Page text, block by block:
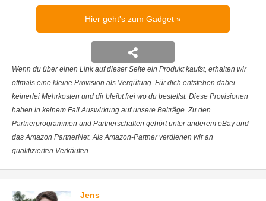
Hier geht's zum Gadget
Wenn du über einen Link auf dieser Seite ein Produkt kaufst, erhalten wir
oftmals eine kleine Provision als Vergütung. Für dich entstehen dabei
keinerlei Mehrkosten und dir bleibt frei wo du bestellst. Diese Provisionen
haben in keinem Fall Auswirkung auf unsere Beiträge. Zu den
Partnerprogrammen und Partnerschaften gehört unter anderem eBay und
das Amazon PartnerNet. Als Amazon-Partner verdienen wir an
qualifizierten Verkäufen.
Jens